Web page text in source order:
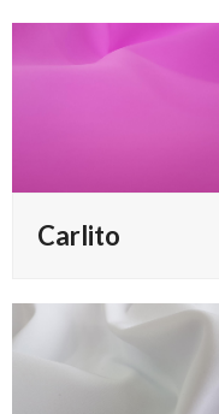
Carlito